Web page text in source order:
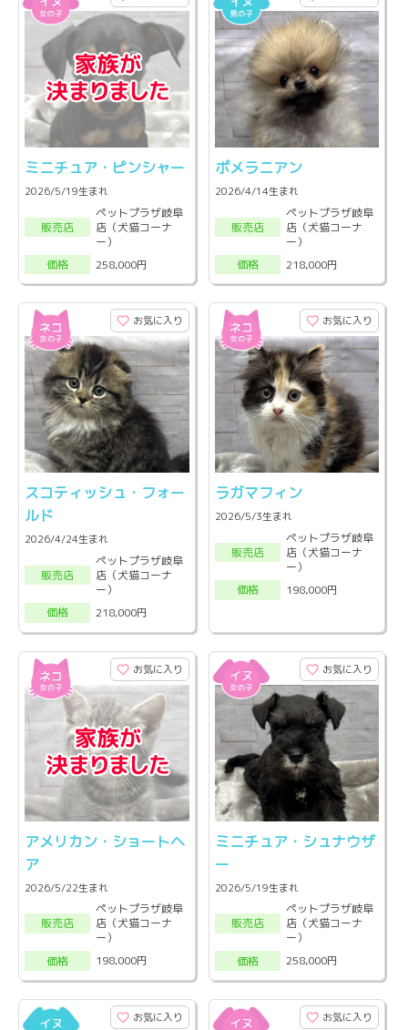
ミニチュア・ピンシャー
2026/5/19生まれ
販売店
ペットプラザ岐阜
店（犬猫コーナ
ー）
価格
258,000円
ポメラニアン
2026/4/14生まれ
販売店
ペットプラザ岐阜
店（犬猫コーナ
ー）
価格
218,000円
お気に入り
スコティッシュ・フォー
ルド
2026/4/24生まれ
販売店
ペットプラザ岐阜
店（犬猫コーナ
ー）
価格
218,000円
お気に入り
ラガマフィン
2026/5/3生まれ
販売店
ペットプラザ岐阜
店（犬猫コーナ
ー）
価格
198,000円
お気に入り
アメリカン・ショートヘ
ア
2026/5/22生まれ
販売店
ペットプラザ岐阜
店（犬猫コーナ
ー）
価格
198,000円
お気に入り
ミニチュア・シュナウザ
ー
2026/5/19生まれ
販売店
ペットプラザ岐阜
店（犬猫コーナ
ー）
価格
258,000円
お気に入り お気に入り